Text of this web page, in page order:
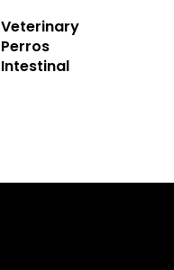
Veterinary
Perros
Intestinal